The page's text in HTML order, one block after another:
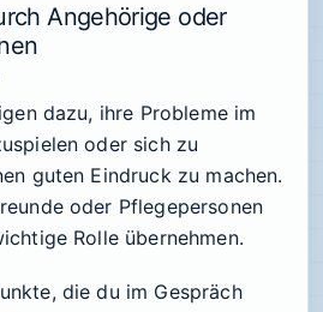
Angehörige oder
dazu, ihre Probleme im
oder sich zu
guten Eindruck zu machen.
oder Pflegepersonen
Rolle übernehmen.
die du im Gespräch